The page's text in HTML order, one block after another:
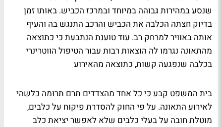
שנסע במהירות גבוהה במיוחד ובמרכז הכביש. באותו זמן
בדיוק חצתה הכלבה את הכביש והרכב התנגש בה והעיף
אותה באוויר למרחק רב. עוד טוענת הנתבעת כי כתוצאה
מהתאונה נגרמו לה הוצאות רבות עבור הטיפול הווטרינרי
בכלבה שנפגעה קשות, כתוצאה מהאירוע
בית המשפט קבע כי כל אחד מהצדדים תרם תרומה כלשהי
לאירוע התאונה. על פי החוק להסדרת פיקוח על כלבים,
מוטלת חובה על בעלי כלבים שלא לאפשר יציאת כלב